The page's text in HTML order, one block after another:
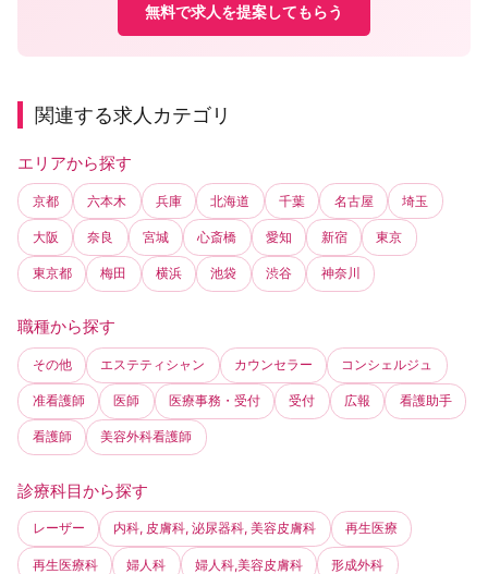
無料で求人を提案してもらう
関連する求人カテゴリ
エリアから探す
京都 六本木 兵庫 北海道 千葉 名古屋 埼玉
大阪 奈良 宮城 心斎橋 愛知 新宿 東京
東京都 梅田 横浜 池袋 渋谷 神奈川
職種から探す
その他 エステティシャン カウンセラー コンシェルジュ
准看護師 医師 医療事務・受付 受付 広報 看護助手
看護師 美容外科看護師
診療科目から探す
レーザー 内科, 皮膚科, 泌尿器科, 美容皮膚科 再生医療
再生医療科 婦人科 婦人科,美容皮膚科 形成外科